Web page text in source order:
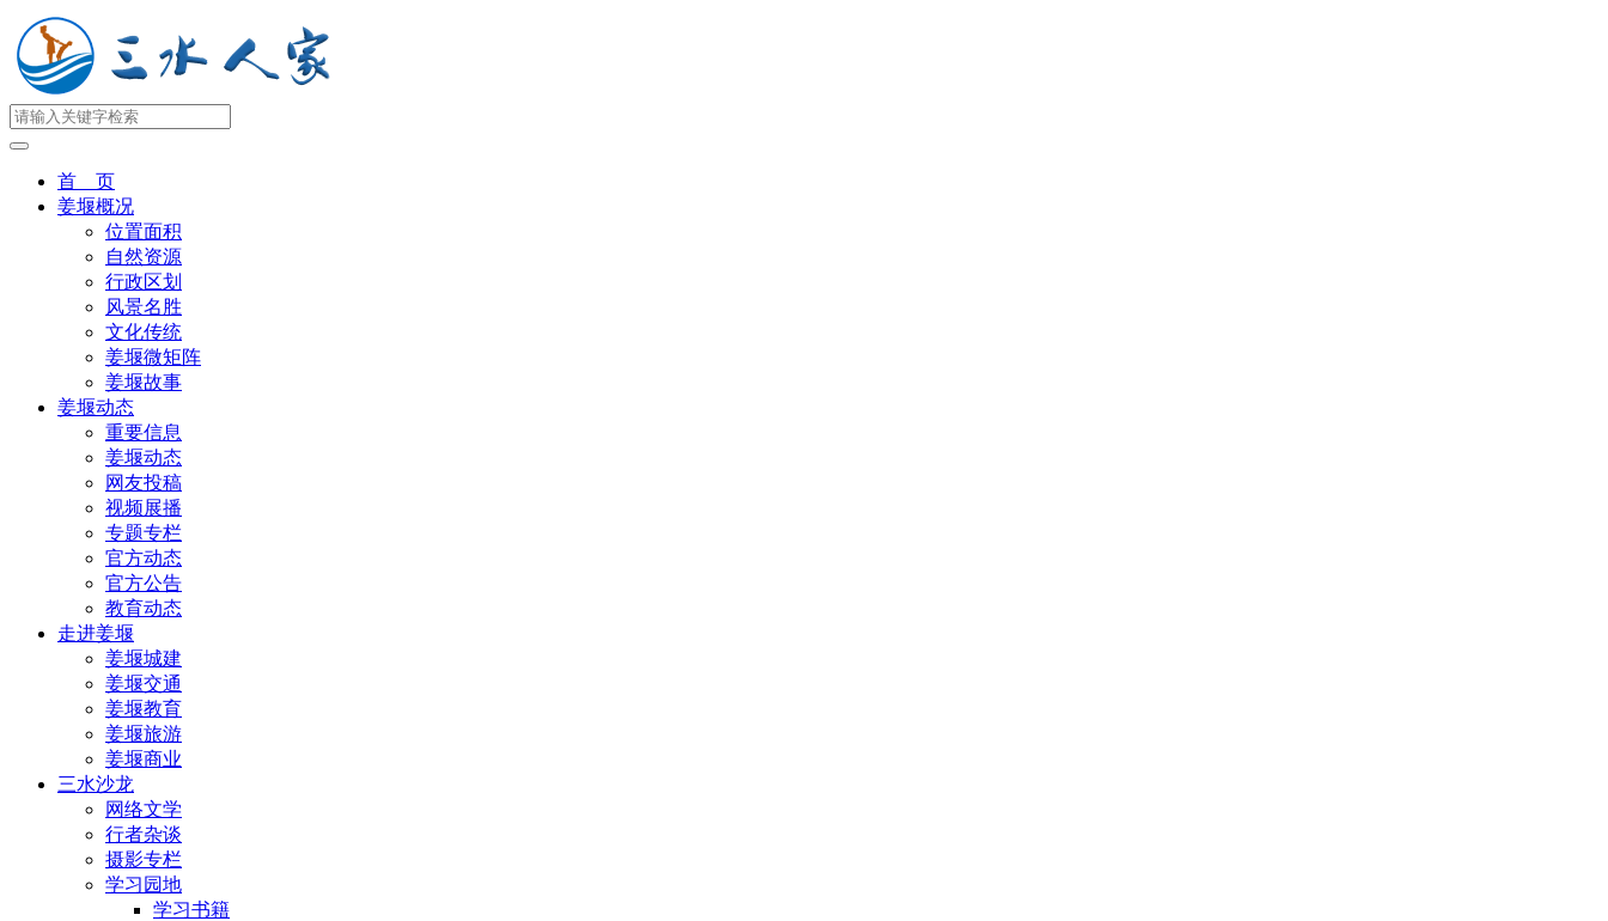
首 页
姜堰概况
位置面积
自然资源
行政区划
风景名胜
文化传统
姜堰微矩阵
姜堰故事
姜堰动态
重要信息
姜堰动态
网友投稿
视频展播
专题专栏
官方动态
官方公告
教育动态
走进姜堰
姜堰城建
姜堰交通
姜堰教育
姜堰旅游
姜堰商业
三水沙龙
网络文学
行者杂谈
摄影专栏
学习园地
学习书籍